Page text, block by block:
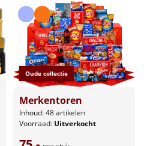
Oude collectie
Merkentoren
Inhoud: 48 artikelen
Voorraad: Uitverkocht